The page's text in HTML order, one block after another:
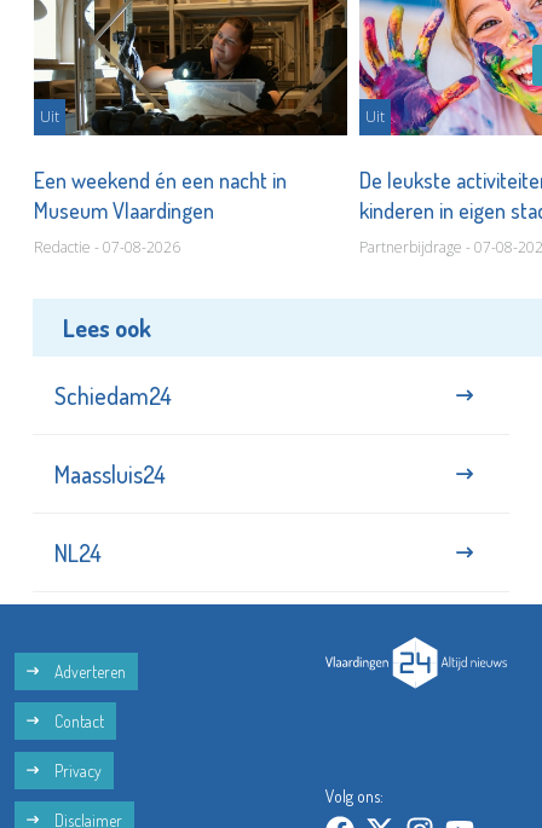
Uit
Een weekend én een nacht in
Museum Vlaardingen
Redactie - 07-08-2026
Uit
De leukste
kinderen in eigen
Partnerbijdrage - 07-08-
Lees ook
Schiedam24
Maassluis24
NL24
Adverteren
Contact
Privacy
Disclaimer
Volg ons: